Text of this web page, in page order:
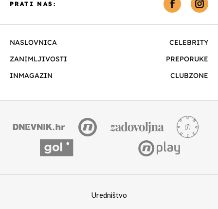
NASLOVNICA
CELEBRITY
ZANIMLJIVOSTI
PREPORUKE
INMAGAZIN
CLUBZONE
PRATI NAS:
Uredništvo